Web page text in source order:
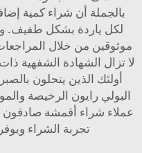
بالجملة أن شراء كمية
لكل ياردة بشكل طفيف.
موثوقين من خلال
لا تزال الشهادة الشفهية
أولئك الذين يتحلون
البولي رايون الرخيصة
عملاء شراء أقمشة
تجربة الشراء